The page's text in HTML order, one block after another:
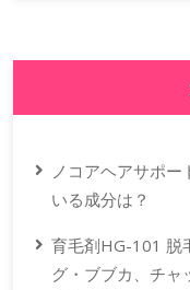
ノコアヘアサポ
いる成分は？
育毛剤HG-101 脱
グ・ブブカ、チャ